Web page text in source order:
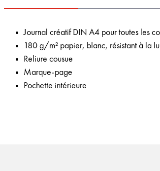
Journal créatif DIN A4 pour toutes les
180 g/m² papier, blanc, résistant à la
Reliure cousue
Marque-page
Pochette intérieure